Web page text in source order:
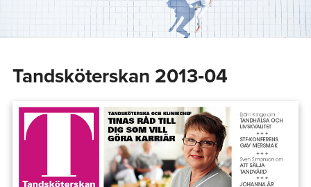
Tandsköterskan 2013‑04